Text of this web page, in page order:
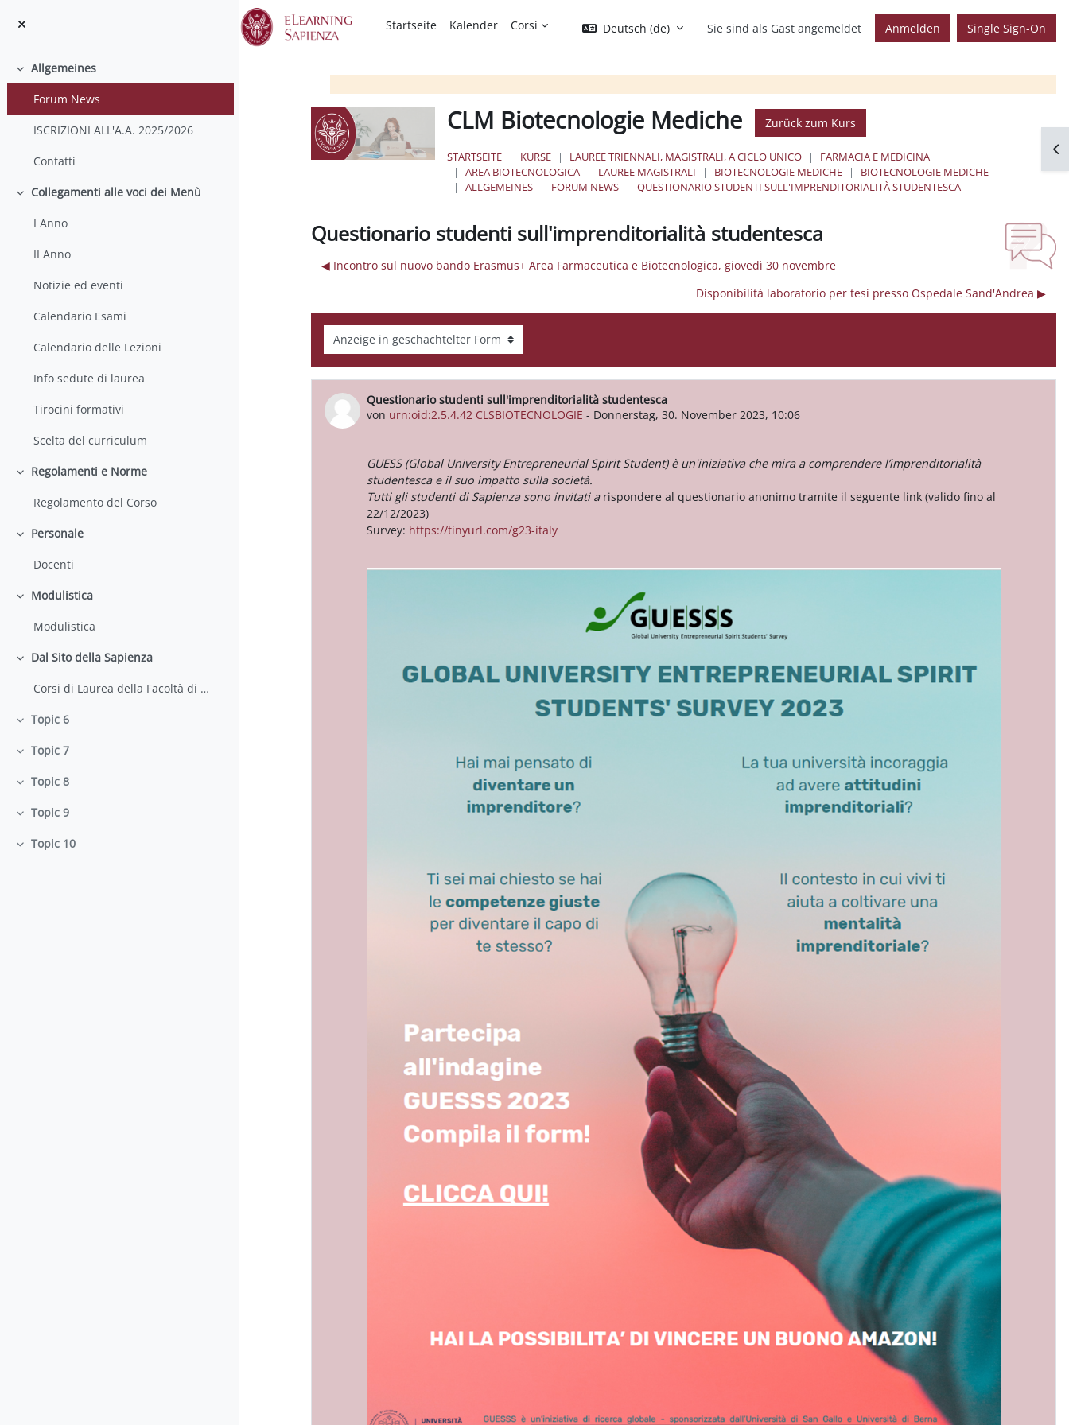
Startseite Kalender Corsi Deutsch ‎(de)‎ Sie sind als Gast angemeldet Anmelden Single Sign-On
Einklappen
Allgemeines
Forum News
ISCRIZIONI ALL'A.A. 2025/2026
Contatti
Einklappen
Collegamenti alle voci dei Menù
I Anno
II Anno
Notizie ed eventi
Calendario Esami
Calendario delle Lezioni
Info sedute di laurea
Tirocini formativi
Scelta del curriculum
Einklappen
Regolamenti e Norme
Regolamento del Corso
Einklappen
Personale
Docenti
Einklappen
Modulistica
Modulistica
Einklappen
Dal Sito della Sapienza
Corsi di Laurea della Facoltà di Farmacia e Medicina
Einklappen
Topic 6
Einklappen
Topic 7
Einklappen
Topic 8
Einklappen
Topic 9
Einklappen
Topic 10
CLM Biotecnologie Mediche Zurück zum Kurs
STARTSEITE KURSE LAUREE TRIENNALI, MAGISTRALI, A CICLO UNICO
FARMACIA E MEDICINA
AREA BIOTECNOLOGICA
LAUREE MAGISTRALI BIOTECNOLOGIE MEDICHE
BIOTECNOLOGIE MEDICHE
ALLGEMEINES
FORUM NEWS QUESTIONARIO STUDENTI SULL'IMPRENDITORIALITÀ STUDENTESCA
Questionario studenti sull'imprenditorialità studentesca
◀︎ Incontro sul nuovo bando Erasmus+ Area Farmaceutica e Biotecnologica, giovedì 30 novembre
Disponibilità laboratorio per tesi presso Ospedale Sand'Andrea ▶︎
Anzeigemodus
Questionario studenti sull'imprenditorialità studentesca
von urn:oid:2.5.4.42 CLSBIOTECNOLOGIE - Donnerstag, 30. November 2023, 10:06
Anzahl Antworten: 0
GUESS (Global University Entrepreneurial Spirit Student) è un'iniziativa che mira a comprendere l’imprenditorialità
studentesca e il suo impatto sulla società.
Tutti gli studenti di Sapienza sono invitati a rispondere al questionario anonimo tramite il seguente link (valido fino al
22/12/2023)
Survey: https://tinyurl.com/g23-italy